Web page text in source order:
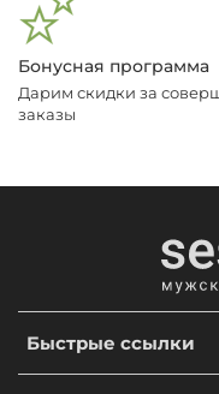
Бонусная программа
Дарим скидки за
заказы
Быстрые ссылки